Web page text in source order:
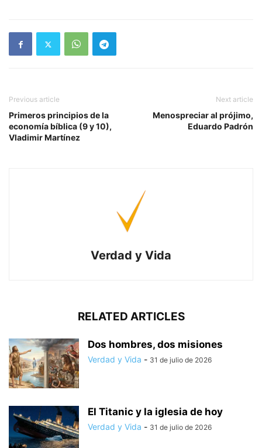
Previous article
Primeros principios de la
economía bíblica (9 y 10),
Vladimir Martínez
Next article
Menospreciar al prójimo,
Eduardo Padrón
Verdad y Vida
RELATED ARTICLES
Dos hombres, dos misiones
Verdad y Vida - 31 de julio de 2026
El Titanic y la iglesia de hoy
Verdad y Vida - 31 de julio de 2026